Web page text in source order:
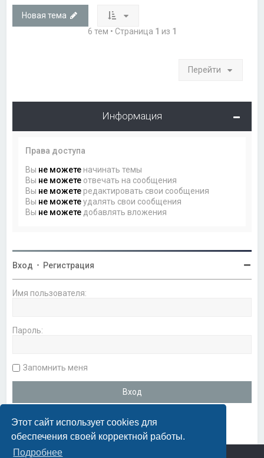
Этот сайт использует cookies для
обеспечения своей корректной работы.
Подробнее
Новая тема
6 тем • Страница 1 из 1
Перейти
Информация
Права доступа
Вы не можете начинать темы
Вы не можете отвечать на сообщения
Вы не можете редактировать свои сообщения
Вы не можетеудалять свои сообщения
Вы не можете добавлять вложения
Вход • Регистрация
Имя пользователя:
Пароль:
Запомнить меня